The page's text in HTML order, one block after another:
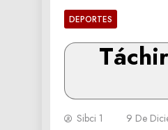
DEPORTES
Sibci 1 9 De